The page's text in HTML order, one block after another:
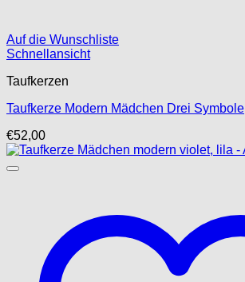
Auf die Wunschliste
Schnellansicht
Taufkerzen
Taufkerze Modern Mädchen Drei Symbole
€52,00